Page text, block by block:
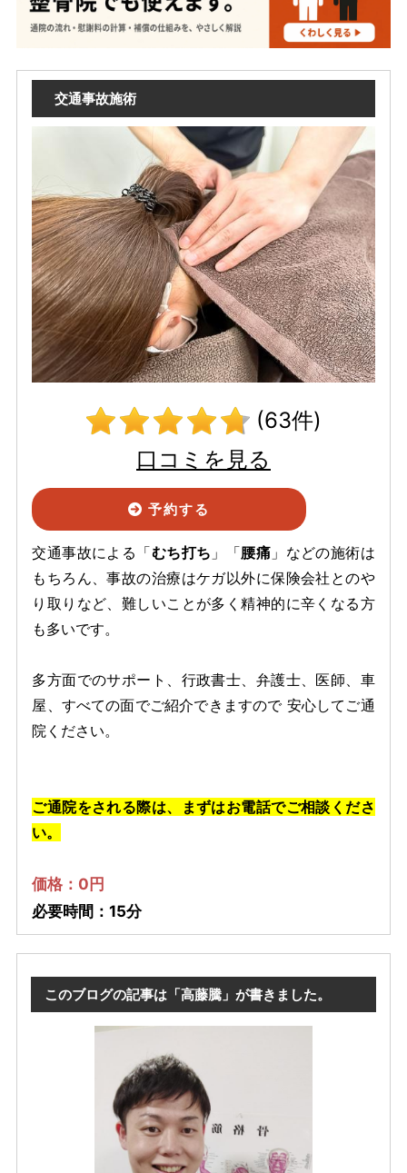
交通事故施術
(63件)
口コミを見る
予約する
交通事故による「むち打ち 」「腰痛 」などの施術は
もちろん、事故の治療はケガ以外に保険会社とのや
り取りなど、難しいことが多く精神的に辛くなる方
も多いです。
多方面でのサポート、行政書士、弁護士、医師、車
屋、すべての面でご紹介できますので 安心してご通
院ください。
ご通院をされる際は、まずはお電話でご相談くださ
い。
価格：0円
必要時間：15分
このブログの記事は「高藤騰」が書きました。